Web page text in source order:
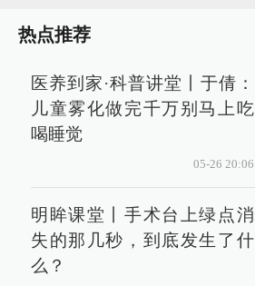
热点推荐
医养到家·科普讲堂丨于倩：
儿童雾化做完千万别马上吃
喝睡觉
05-26 20:06
明眸课堂丨手术台上绿点消
失的那几秒，到底发生了什
么？